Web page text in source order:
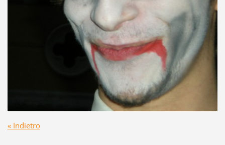
« Indietro